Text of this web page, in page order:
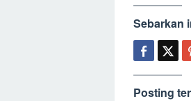
Sebarkan
Posting